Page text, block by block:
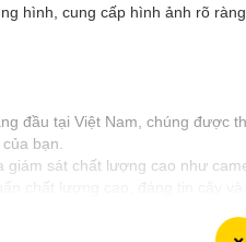
hình, cung cấp hình ảnh rõ
đầu tại Việt Nam, chúng
bạn.
sát chất lượng cao như